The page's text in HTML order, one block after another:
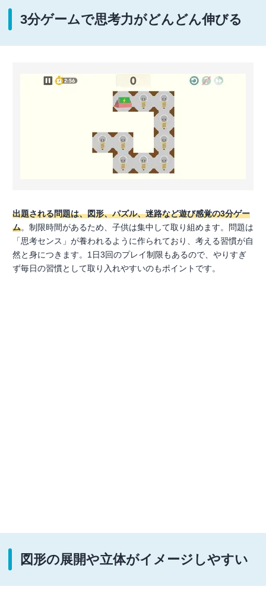
3分ゲームで思考力がどんどん伸びる
出題される問題は、図形、パズル、迷路など遊び感覚の3分ゲー
ム。制限時間があるため、子供は集中して取り組めます。問題は
「思考センス」が養われるように作られており、考える習慣が自
然と身につきます。1日3回のプレイ制限もあるので、やりすぎ
ず毎日の習慣として取り入れやすいのもポイントです。
図形の展開や立体がイメージしやすい